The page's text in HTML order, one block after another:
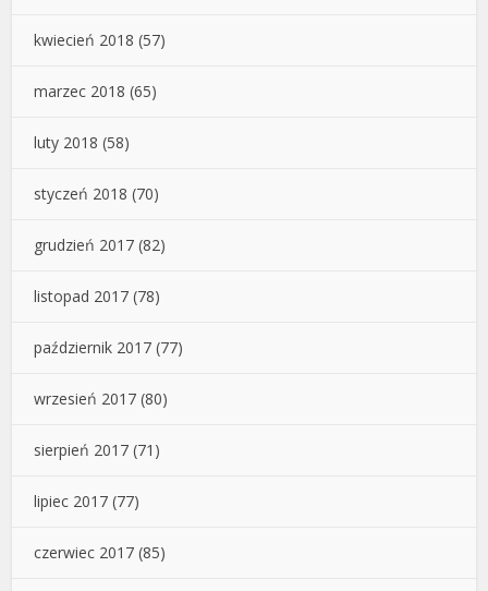
kwiecień 2018 (57)
marzec 2018 (65)
luty 2018 (58)
styczeń 2018 (70)
grudzień 2017 (82)
listopad 2017 (78)
październik 2017 (77)
wrzesień 2017 (80)
sierpień 2017 (71)
lipiec 2017 (77)
czerwiec 2017 (85)